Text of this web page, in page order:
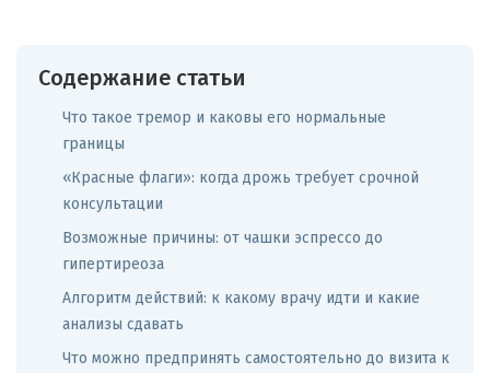
Содержание статьи
Что такое тремор и каковы его нормальные
границы
«Красные флаги»: когда дрожь требует срочной
консультации
Возможные причины: от чашки эспрессо до
гипертиреоза
Алгоритм действий: к какому врачу идти и какие
анализы сдавать
Что можно предпринять самостоятельно до визита к